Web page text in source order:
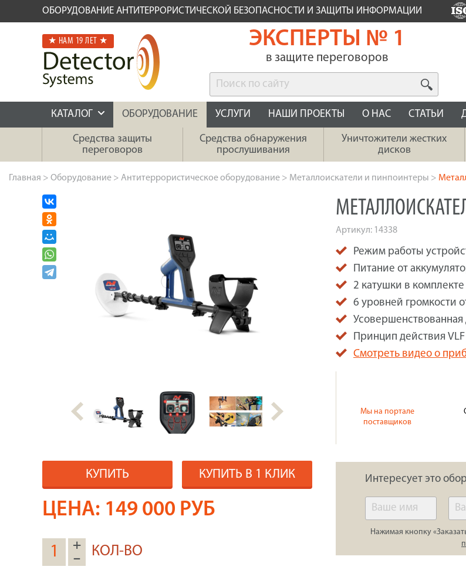
ОБОРУДОВАНИЕ АНТИТЕРРОРИСТИЧЕСКОЙ БЕЗОПАСНОСТИ И ЗАЩИТЫ ИНФОРМАЦИИ
★ НАМ 19 ЛЕТ ★ ЭКСПЕРТЫ № 1
в защите переговоров
КАТАЛОГ ОБОРУДОВАНИЕ УСЛУГИ НАШИ ПРОЕКТЫ О НАС СТАТЬИ
Средства защиты
переговоров
Средства обнаружения
прослушивания
Уничтожители жестких
дисков
Главная > Оборудование > Антитеррористическое оборудование > Металлоискатели и пинпоинтеры >
КУПИТЬ КУПИТЬ В 1 КЛИК
ЦЕНА: 149 000 РУБ
+
–
КОЛ-ВО
Артикул: 14338
Режим работы
Питание от
2 катушки в комплекте
6 уровней громкости
Принцип действия VLF
Смотреть видео о
Мы на портале
поставщиков
Интересует это
Нажимая кнопку